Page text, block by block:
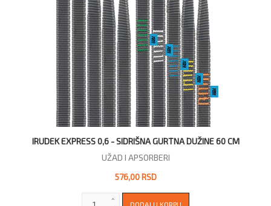
IRUDEK EXPRESS 0,6 - SIDRIŠNA GURTNA DUŽINE 60 CM
UŽAD I APSORBERI
576,00 RSD